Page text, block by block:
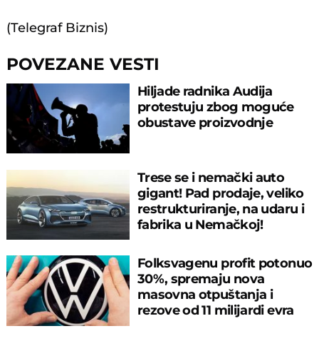
(Telegraf Biznis)
POVEZANE VESTI
Hiljade radnika Audija
protestuju zbog moguće
obustave proizvodnje
Trese se i nemački auto
gigant! Pad prodaje, veliko
restrukturiranje, na udaru i
fabrika u Nemačkoj!
Folksvagenu profit potonuo
30%, spremaju nova
masovna otpuštanja i
rezove od 11 milijardi evra